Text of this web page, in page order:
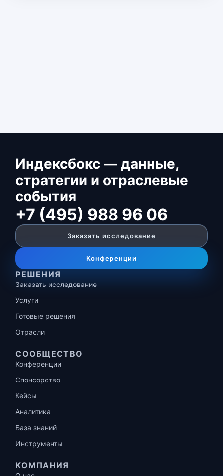
Индексбокс — данные,
стратегии и отраслевые
события
+7 (495) 988 96 06
Заказать исследование
Конференции
РЕШЕНИЯ
Заказать исследование
Услуги
Готовые решения
Отрасли
СООБЩЕСТВО
Конференции
Спонсорство
Кейсы
Аналитика
База знаний
Инструменты
КОМПАНИЯ